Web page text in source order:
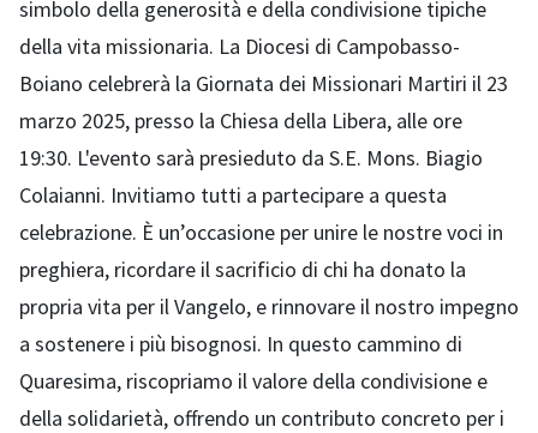
simbolo della generosità e della condivisione tipiche
della vita missionaria. La Diocesi di Campobasso-
Boiano celebrerà la Giornata dei Missionari Martiri il 23
marzo 2025, presso la Chiesa della Libera, alle ore
19:30. L'evento sarà presieduto da S.E. Mons. Biagio
Colaianni. Invitiamo tutti a partecipare a questa
celebrazione. È un’occasione per unire le nostre voci in
preghiera, ricordare il sacrificio di chi ha donato la
propria vita per il Vangelo, e rinnovare il nostro impegno
a sostenere i più bisognosi. In questo cammino di
Quaresima, riscopriamo il valore della condivisione e
della solidarietà, offrendo un contributo concreto per i